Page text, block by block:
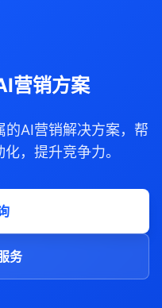
营销方案
AI营销解决方案，帮
，提升竞争力。
务